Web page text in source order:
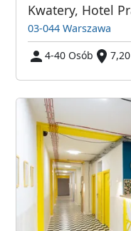
Kwatery, Hotel
03-044 Warszawa
4-40 Osób